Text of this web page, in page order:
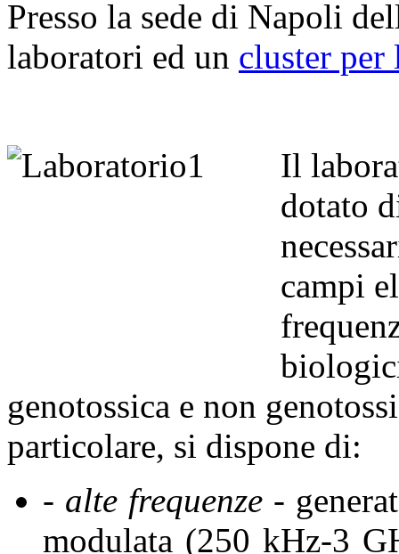
Presso la sede di Napoli
laboratori ed un cluster per
Il
dotato
campi
genotossica e non
particolare, si dispone di:
- alte frequenze -
modulata (250 kHz-3